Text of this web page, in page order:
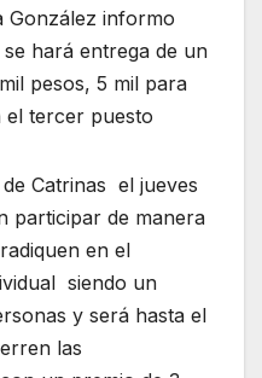
González informo
hará entrega de un
pesos, 5 mil para
el tercer puesto
Catrinas el jueves
participar de manera
en el
siendo un
y será hasta el
las